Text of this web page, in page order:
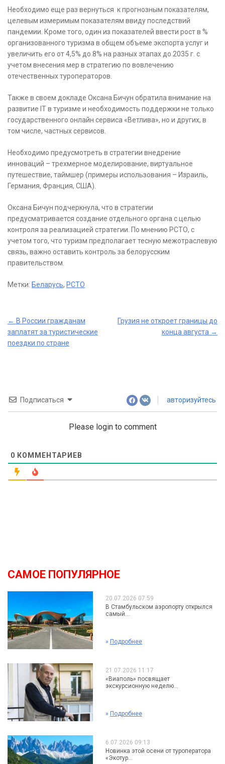
Необходимо еще раз вернуться к прогнозным показателям,
целевым измеримым показателям ввиду последствий
пандемии. Кроме того, один из показателей ввести рост в %
организованного туризма в общем объеме экспорта услуг и
увеличить его от 4,5% до 8% на разных этапах до 2035 г. с
учетом внесения мер в стратегию по вовлечению
отечественных туроператоров.
Также в своем докладе Оксана Бичун обратила внимание на
развитие IT в туризме и необходимость поддержки не только
государственного онлайн сервиса «Ветлива», но и других, в
том числе, частных сервисов.
Необходимо предусмотреть в стратегии внедрение
инноваций – трехмерное моделирование, виртуальное
путешествие, таймшер (примеры использования – Израиль,
Германия, Франция, США).
Оксана Бичун подчеркнула, что в стратегии
предусматривается создание отдельного органа с целью
контроля за реализацией стратегии. По мнению РСТО, с
учетом того, что туризм предполагает тесную межотраслевую
связь, важно оставить контроль за белорусским
правительством.
Метки: Беларусь, РСТО
Post
navigation
← В России гражданам
заплатят за туристические
поездки по стране
Грузия не откроет границы до
конца августа →
Подписаться авторизуйтесь
Please login to comment
0 КОММЕНТАРИЕВ
САМОЕ ПОПУЛЯРНОЕ
20.07.2026 07:59
В Стамбульском аэропорту открылся
самый...
» Подробнее
21.07.2026 11:17
«Виаполь» посвящает
экскурсионную неделю...
» Подробнее
6.07.2026 09:13
Новинка этой осени от туроператора
«Экотур...